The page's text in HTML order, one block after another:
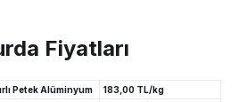
Fiyatları
Petek Alüminyum
183,00 TL/kg